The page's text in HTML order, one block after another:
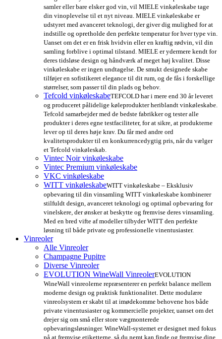
samler eller bare elsker god vin, vil MIELE vinkøleskabe tage
din vinoplevelse til et nyt niveau. MIELE vinkøleskabe er
udstyret med avanceret teknologi, der giver dig mulighed for at
indstille og opretholde den perfekte temperatur for hver type vin.
Uanset om det er en frisk hvidvin eller en kraftig rødvin, vil din
samling forblive i optimal tilstand. MIELE er ydermere kendt for
deres tidsløse design og håndværk af meget høj kvalitet. Disse
vinkøleskabe er ingen undtagelse. De smukt designede skabe
tilføjer en sofistikeret elegance til dit rum, og de fås i forskellige
størrelser, som passer til din plads og behov.
Tefcold vinkøleskabeTEFCOLD har i mere end 30 år leveret
og produceret pålidelige køleprodukter heriblandt vinkøleskabe.
Tefcold samarbejder med de bedste fabrikker og tester alle
produkter i deres egne testfaciliteter, for at sikre, at produkterne
lever op til deres høje krav. Du får med andre ord
kvalitetsprodukter til en konkurrencedygtig pris, når du vælger
et Tefcold vinkøleskab.
Vintec Noir vinkøleskabe
Vintec Premium vinkøleskabe
VKC vinkøleskabe
WITT vinkøleskabeWITT vinkøleskabe – Eksklusiv
opbevaring til din vinsamling WITT vinkøleskabe kombinerer
stilfuldt design, avanceret teknologi og optimal opbevaring for
vinelskere, der ønsker at beskytte og fremvise deres vinsamling.
Med en bred vifte af modeller tilbyder WITT den perfekte
løsning til både private og professionelle vinentusiaster.
Vinreoler
Alle Vinreoler
Champagne Pupitre
Diverse Vinreoler
EVOLUTION WineWall VinreolerEVOLUTION
WineWall vinreolerne repræsenterer en perfekt balance mellem
moderne design og praktisk funktionalitet. Dette modulære
vinreolsystem er skabt til at imødekomme behovene hos både
private vinentusiaster og kommercielle projekter, uanset om det
drejer sig om små eller store vægmonterede
opbevaringsløsninger. WineWall-systemet er designet med fokus
på at fremvise etiketterne, så du nemt kan finde og fremvise dine